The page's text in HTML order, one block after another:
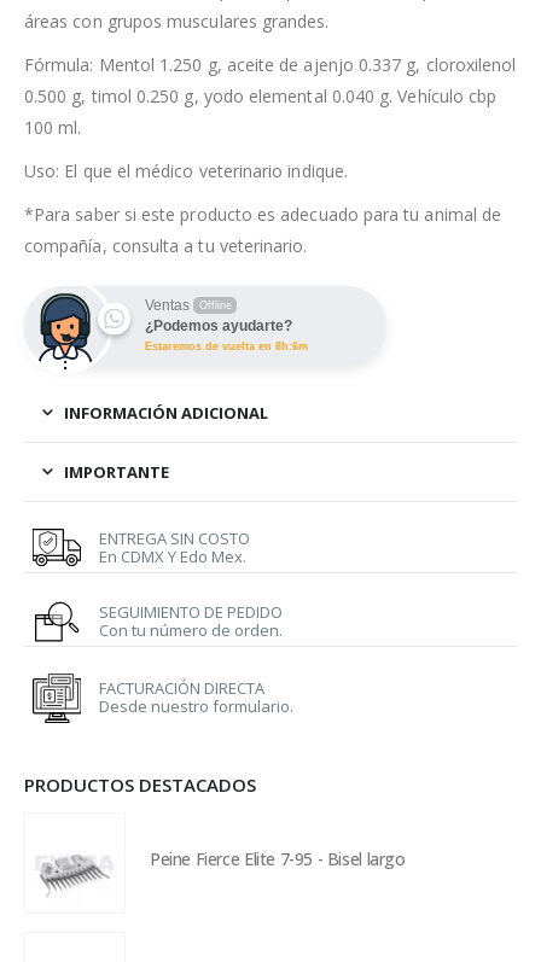
áreas con grupos musculares grandes.
Fórmula: Mentol 1.250 g, aceite de ajenjo 0.337 g, cloroxilenol
0.500 g, timol 0.250 g, yodo elemental 0.040 g. Vehículo cbp
100 ml.
Uso: El que el médico veterinario indique.
*Para saber si este producto es adecuado para tu animal de
compañía, consulta a tu veterinario.
Ventas Offline
¿Podemos ayudarte?
Estaremos de vuelta en 8h:6m
INFORMACIÓN ADICIONAL
IMPORTANTE
ENTREGA SIN COSTO
En CDMX Y Edo Mex.
SEGUIMIENTO DE PEDIDO
Con tu número de orden.
FACTURACIÓN DIRECTA
Desde nuestro formulario.
PRODUCTOS DESTACADOS
Peine Fierce Elite 7-95 - Bisel largo